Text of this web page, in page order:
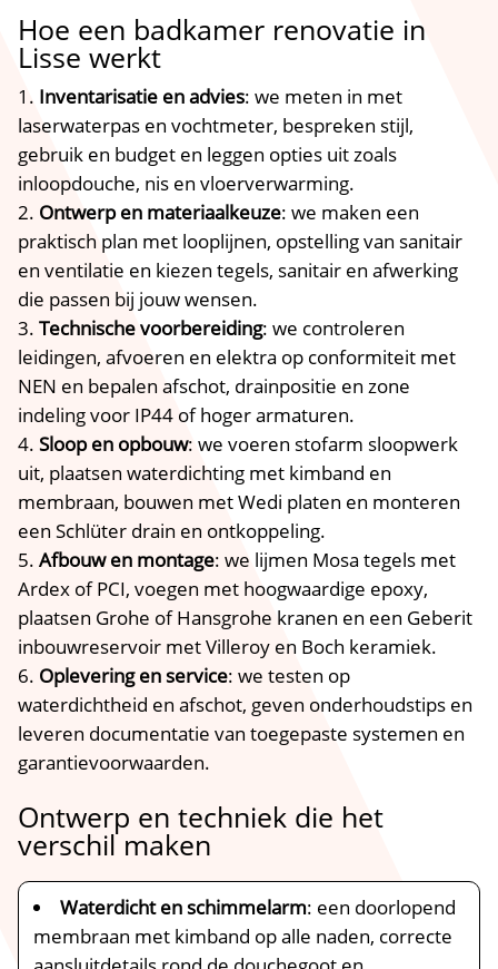
Hoe een badkamer renovatie in
Lisse werkt
Inventarisatie en advies: we meten in met
laserwaterpas en vochtmeter, bespreken stijl,
gebruik en budget en leggen opties uit zoals
inloopdouche, nis en vloerverwarming.​
Ontwerp en materiaalkeuze: we maken een
praktisch plan met looplijnen, opstelling van sanitair
en ventilatie en kiezen tegels, sanitair en afwerking
die passen bij jouw wensen.​
Technische voorbereiding: we controleren
leidingen, afvoeren en elektra op conformiteit met
NEN en bepalen afschot, drainpositie en zone
indeling voor IP44 of hoger armaturen.​
Sloop en opbouw: we voeren stofarm sloopwerk
uit, plaatsen waterdichting met kimband en
membraan, bouwen met Wedi platen en monteren
een Schlüter drain en ontkoppeling.​
Afbouw en montage: we lijmen Mosa tegels met
Ardex of PCI, voegen met hoogwaardige epoxy,
plaatsen Grohe of Hansgrohe kranen en een Geberit
inbouwreservoir met Villeroy en Boch keramiek.​
Oplevering en service: we testen op
waterdichtheid en afschot, geven onderhoudstips en
leveren documentatie van toegepaste systemen en
garantievoorwaarden.​
Ontwerp en techniek die het
verschil maken
Waterdicht en schimmelarm: een doorlopend
membraan met kimband op alle naden, correcte